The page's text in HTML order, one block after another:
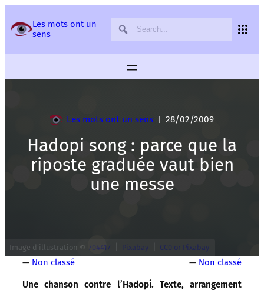
Les mots ont un
sens
Les mots ont un sens 28/02/2009
Hadopi song : parce que la
riposte graduée vaut bien
une messe
Image d’illustration © 704417 Pixabay CC0 or Pixabay
— Non classé — Non classé
Une chanson contre l’Hadopi. Texte, arrangement
Panneau de gestion des services